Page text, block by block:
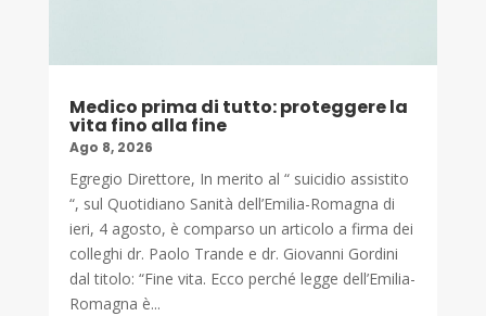
Medico prima di tutto: proteggere la
vita fino alla fine
Ago 8, 2026
Egregio Direttore, In merito al “ suicidio assistito
“, sul Quotidiano Sanità dell’Emilia-Romagna di
ieri, 4 agosto, è comparso un articolo a firma dei
colleghi dr. Paolo Trande e dr. Giovanni Gordini
dal titolo: “Fine vita. Ecco perché legge dell’Emilia-
Romagna è...